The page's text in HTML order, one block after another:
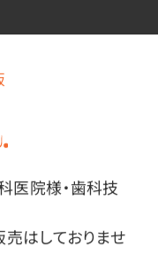
医院様・歯科技
はしておりませ
0767